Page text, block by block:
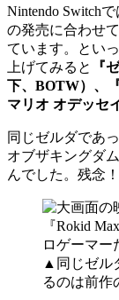
Nintendo Switch
の発売に合わせ
ています。とい
上げてみると
『
下、BOTW）、
マリオ オデッセ
同じゼルダであ
オブザキングダ
んでした。残念！
▲同じゼル
るのは前作